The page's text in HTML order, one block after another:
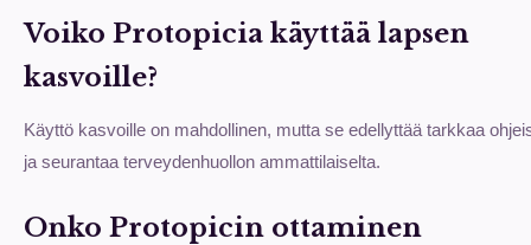
Voiko Protopicia käyttää lapsen
kasvoille?
Käyttö kasvoille on mahdollinen, mutta se edellyttää tarkkaa
ja seurantaa terveydenhuollon ammattilaiselta.
Onko Protopicin ottaminen